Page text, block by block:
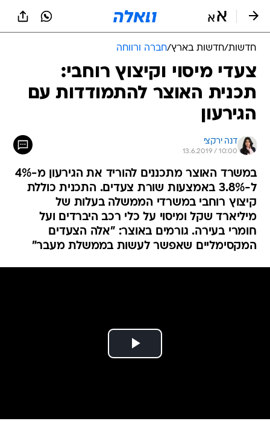
חדשות/חדשות בארץ/חברה ורווחה
צעדי מיסוי וקיצוץ רוחבי:
תכנית האוצר להתמודדות עם
הגירעון
דנה ירקצי
13.6.2019 / 10:00
במשרד האוצר מתכננים להוריד את הגירעון מ-4%
ל-3.8% באמצעות שורת צעדים. התכנית כוללת
קיצוץ רוחבי במשרדי הממשלה בעלות של
מיליארד שקל ומיסוי על כלי רכב היברדים ועל
חומרי בעירה. גורמים באוצר: "אלה הצעדים
המקסימליים שאפשר לעשות בממשלת מעבר"